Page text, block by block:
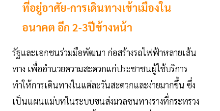
ที่อยู่อาศัย-การเดินทางเข้าเมืองใน
อนาคต อีก 2-3ปีข้างหน้า
รัฐและเอกชนร่วมมือพัฒนา ก่อสร้างรถไฟฟ้าหลายเส้น
ทาง เพื่ออำนวยความสะดวกแก่ประชาชนผู้ใช้บริการ
ทำให้การเดินทางในแต่ละวันสะดวกและง่ายมากขึ้น ซึ่ง
เป็นแผนแม่บทในระบบขนส่งมวลชนทางรางที่กระทรวง